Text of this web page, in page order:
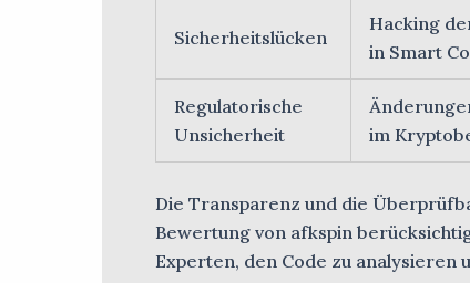
Sicherheitslücken
Hacking
in Smart
Regulatorische
Unsicherheit
im
Die Transparenz und die
Bewertung von afkspin
Experten, den Code zu analysieren